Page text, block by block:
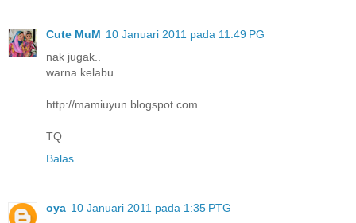
Cute MuM 10 Januari 2011 pada 11:49 PG
nak jugak..
warna kelabu..
http://mamiuyun.blogspot.com
TQ
Balas
oya 10 Januari 2011 pada 1:35 PTG